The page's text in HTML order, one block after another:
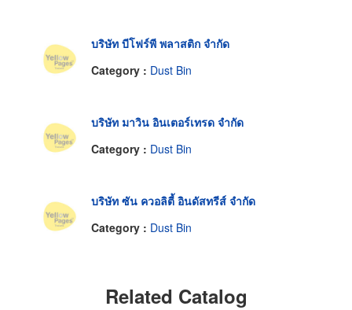
บริษัท บีโฟร์พี พลาสติก จำกัด
Category : Dust Bin
บริษัท มาวิน อินเตอร์เทรด จำกัด
Category : Dust Bin
บริษัท ซัน ควอลิตี้ อินดัสทรีส์ จำกัด
Category : Dust Bin
Related Catalog